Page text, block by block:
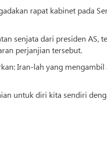
rapat kabinet pada
senjata dari presiden AS,
perjanjian tersebut.
Iran-lah yang
untuk diri kita sendiri